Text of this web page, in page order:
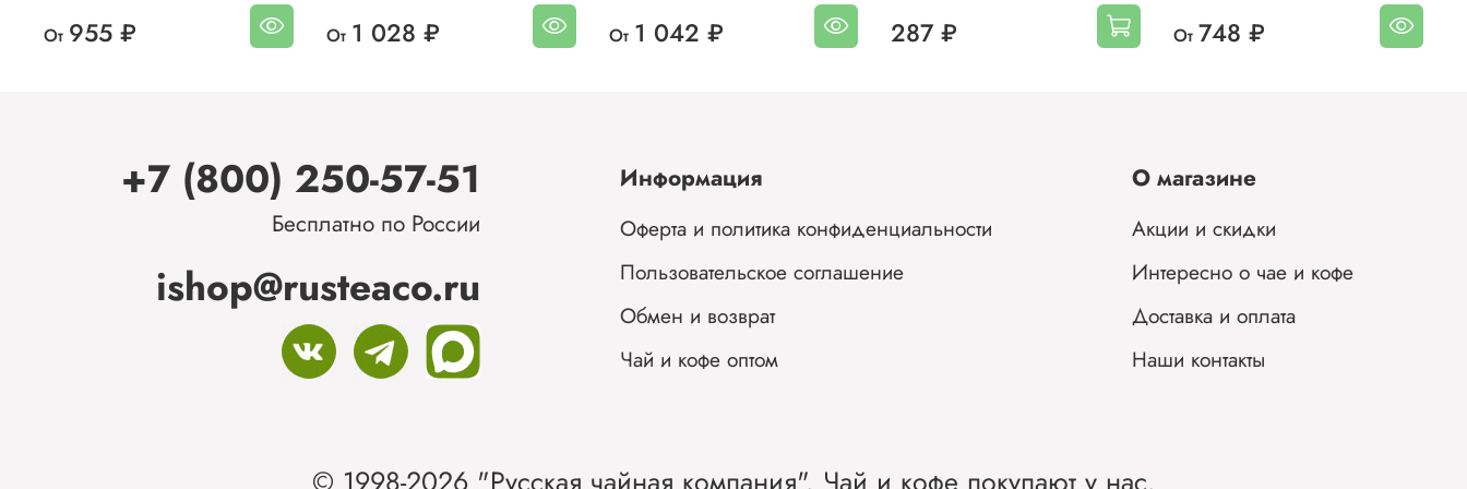
От 955 ₽ От 1 028 ₽ От 1 042 ₽ 287 ₽ От 748 ₽
Информация
Оферта и политика конфиденциальности
Пользовательское соглашение
Обмен и возврат
Чай и кофе оптом
О магазине
Акции и скидки
Интересно о чае и кофе
Доставка и оплата
Наши контакты
+7 (800) 250-57-51
Бесплатно по России
ishop@rusteaco.ru